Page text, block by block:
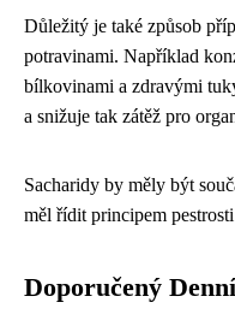
Důležitý je také způsob
potravinami. Například
bílkovinami a zdravými
a snižuje tak zátěž pro
Sacharidy by měly být
měl řídit principem
Doporučený